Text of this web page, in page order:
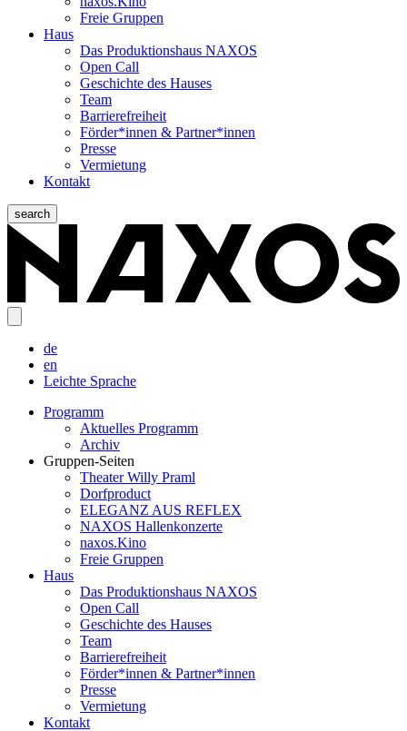
Freie Gruppen
Haus
Das Produktionshaus NAXOS
Open Call
Geschichte des Hauses
Team
Barrierefreiheit
Förder*innen & Partner*innen
Presse
Vermietung
Kontakt
search
de
en
Leichte Sprache
Programm
Aktuelles Programm
Archiv
Gruppen-Seiten
Theater Willy Praml
Dorfproduct
ELEGANZ AUS REFLEX
NAXOS Hallenkonzerte
naxos.Kino
Freie Gruppen
Haus
Das Produktionshaus NAXOS
Open Call
Geschichte des Hauses
Team
Barrierefreiheit
Förder*innen & Partner*innen
Presse
Vermietung
Kontakt